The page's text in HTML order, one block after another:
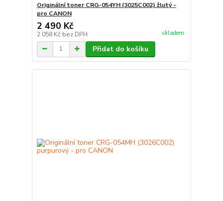
Originální toner CRG-054YH (3025C002) žlutý -
pro CANON
2 490 Kč
2 058 Kč bez DPH skladem
Přidat do košíku